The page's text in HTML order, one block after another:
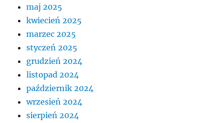
maj 2025
kwiecień 2025
marzec 2025
styczeń 2025
grudzień 2024
listopad 2024
październik 2024
wrzesień 2024
sierpień 2024